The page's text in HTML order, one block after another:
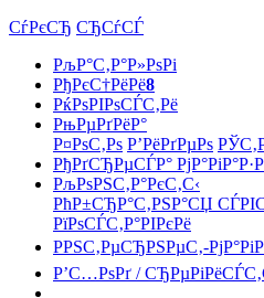
СѓРєСЂ СЂСѓСЃ
РљР°С‚Р°Р»РѕРі
РђРєС†РёРё8
РќРѕРІРѕСЃС‚Рё
РњРµРґРёР°
Р¤РѕС‚Рѕ Р’РёРґРµРѕ
РђРґСЂРµСЃР°
РљРѕРЅС‚Р°РєС‚С‹
РћР±СЂР°С‚РЅР°СЏ
РїРѕСЃС‚Р°РІРєРё
РРЅС‚РµСЂРЅРµС‚-
Р’С…РѕРґ /